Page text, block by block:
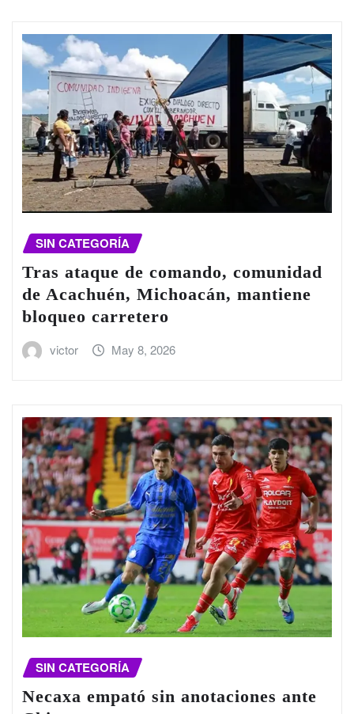
SIN CATEGORÍA
Tras ataque de comando, comunidad
de Acachuén, Michoacán, mantiene
bloqueo carretero
victor May 8, 2026
SIN CATEGORÍA
Necaxa empató sin anotaciones ante